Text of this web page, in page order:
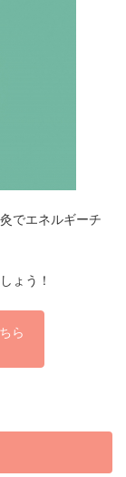
でエネルギーチ
ょう！
ら